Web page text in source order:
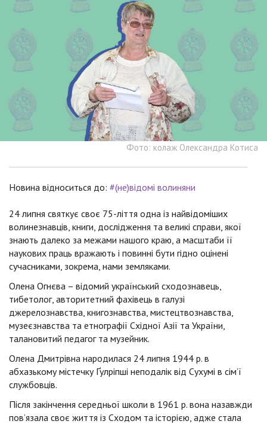
Фото: колаж Олександра Котиса
Новина відноситься до: #(не)відомі волиняни
24 липня святкує своє 75-ліття одна із найвідоміших
волинезнавців, книги, дослідження та великі справи, якої
знають далеко за межами нашого краю, а масштаби її
наукових праць вражають і повинні бути гідно оцінені
сучасниками, зокрема, нами земляками.
Олена Огнєва – відомий український сходознавець,
тибетолог, авторитетний фахівець в галузі
джерелознавства, книгознавства, мистецтвознавства,
музеєзнавства та етнографії Східної Азії та України,
талановитий педагог та музейник.
Олена Дмитрівна народилася 24 липня 1944 р. в
абхазькому містечку Ґулріпші неподалік від Сухумі в сім’ї
службовців.
Після закінчення середньої школи в 1961 р. вона назавжди
пов’язала своє життя із Сходом та історією, адже стала